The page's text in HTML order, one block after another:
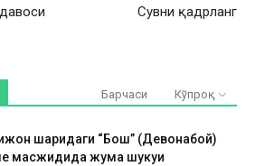
Сувни қадрланг
Барчаси Кўпроқ
шаҳридаги “Бош” (Девонабой)
масжидида жума шукуҳи